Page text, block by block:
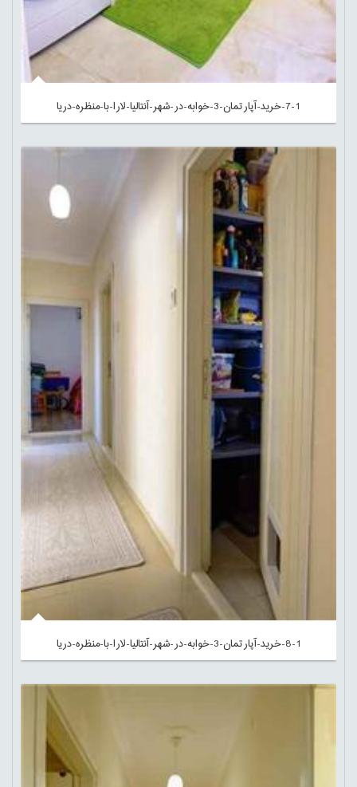
7-1-خرید-آپارتمان-3-خوابه-در-شهر-آنتالیا-لارا-با-منظره-دریا
8-1-خرید-آپارتمان-3-خوابه-در-شهر-آنتالیا-لارا-با-منظره-دریا